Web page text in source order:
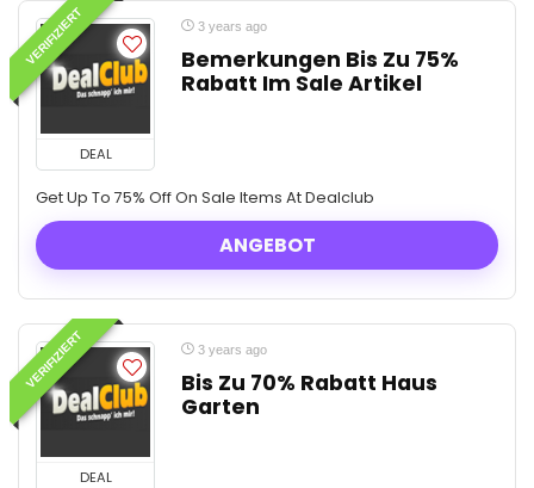
VERIFIZIERT
DEAL
3 years ago
Bemerkungen Bis Zu 75%
Rabatt Im Sale Artikel
Get Up To 75% Off On Sale Items At Dealclub
ANGEBOT
VERIFIZIERT
DEAL
3 years ago
Bis Zu 70% Rabatt Haus
Garten